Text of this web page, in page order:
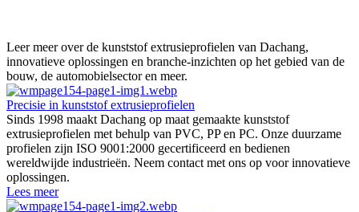
Leer meer over de kunststof extrusieprofielen van Dachang,
innovatieve oplossingen en branche-inzichten op het gebied van de
bouw, de automobielsector en meer.
Precisie in kunststof extrusieprofielen
Sinds 1998 maakt Dachang op maat gemaakte kunststof
extrusieprofielen met behulp van PVC, PP en PC. Onze duurzame
profielen zijn ISO 9001:2000 gecertificeerd en bedienen
wereldwijde industrieën. Neem contact met ons op voor innovatieve
oplossingen.
Lees meer